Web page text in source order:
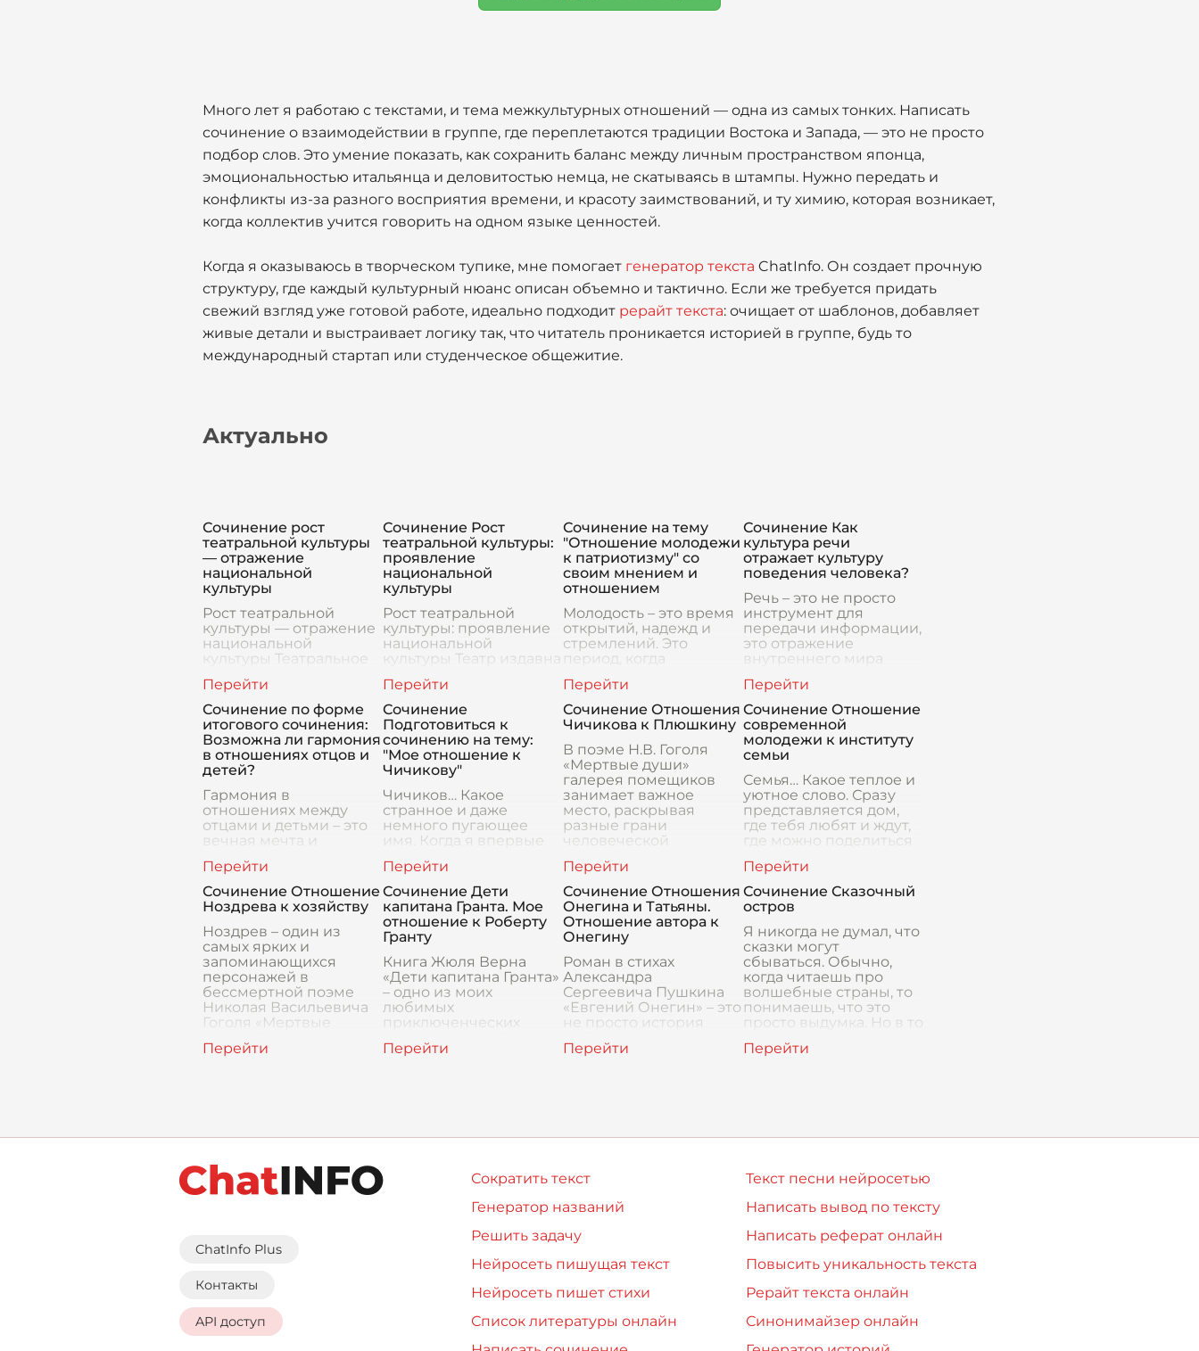
Много лет я работаю с текстами, и тема межкультурных отношений — одна из самых тонких. Написать
сочинение о взаимодействии в группе, где переплетаются традиции Востока и Запада, — это не просто
подбор слов. Это умение показать, как сохранить баланс между личным пространством японца,
эмоциональностью итальянца и деловитостью немца, не скатываясь в штампы. Нужно передать и
конфликты из-за разного восприятия времени, и красоту заимствований, и ту химию, которая возникает,
когда коллектив учится говорить на одном языке ценностей.
Когда я оказываюсь в творческом тупике, мне помогает генератор текста ChatInfo. Он создает прочную
структуру, где каждый культурный нюанс описан объемно и тактично. Если же требуется придать
свежий взгляд уже готовой работе, идеально подходит рерайт текста: очищает от шаблонов, добавляет
живые детали и выстраивает логику так, что читатель проникается историей в группе, будь то
международный стартап или студенческое общежитие.
Актуально
Сочинение рост
театральной культуры
— отражение
национальной
культуры
Рост театральной
культуры — отражение
национальной
культуры Театральное
древнейших и самых
выразительных видов
искусства, всегда
играло значительную
роль в
Сочинение Рост
театральной культуры:
проявление
национальной
культуры
Рост театральной
культуры: проявление
национальной
культуры Театр издавна
в культурной жизни
человечества, являясь
не только источником
развлечения, но и знач
Сочинение на тему
"Отношение молодежи
к патриотизму" со
своим мнением и
отношением
Молодость – это время
открытий, надежд и
стремлений. Это
период, когда
мировоззрение,
определяются
жизненные ценности и
выстраиваются планы
на будущее. И, конечно,
это
Сочинение Как
культура речи
отражает культуру
поведения человека?
Речь – это не просто
инструмент для
передачи информации,
это отражение
внутреннего мира
чувств, убеждений и,
конечно же, культуры.
Как зеркало отражает
внешни
Сочинение по форме
итогового сочинения:
Возможна ли гармония
в отношениях отцов и
детей?
Гармония в
отношениях между
отцами и детьми – это
вечная мечта и
сложная задача. Разные
поколения,
воспитанные в разных
эпохах, с разными
ценностями и
взглядами, часто
Сочинение
Подготовиться к
сочинению на тему:
"Мое отношение к
Чичикову"
Чичиков… Какое
странное и даже
немного пугающее
имя. Когда я впервые
души», он показался
мне просто смешным,
таким неуклюжим и
жадным. Но чем
больше я думаю о нем
Сочинение Отношения
Чичикова к Плюшкину
В поэме Н.В. Гоголя
«Мертвые души»
галерея помещиков
занимает важное
место, раскрывая
разные грани
человеческой
персонажей особенно
выделяется Плюшкин,
своей
Сочинение Отношение
современной
молодежи к институту
семьи
Семья… Какое теплое и
уютное слово. Сразу
представляется дом,
где тебя любят и ждут,
где можно поделиться
тебя всегда поймут и
поддержат. Семья – это
как мале
Сочинение Отношение
Ноздрева к хозяйству
Ноздрев – один из
самых ярких и
запоминающихся
персонажей в
бессмертной поэме
Николая Васильевича
Гоголя «Мертвые
сосед Чичикова, и,
Сочинение Дети
капитана Гранта. Мое
отношение к Роберту
Гранту
Книга Жюля Верна
«Дети капитана Гранта»
– одно из моих
любимых
приключенческих
рассказывается о
Сочинение Отношения
Онегина и Татьяны.
Отношение автора к
Онегину
Роман в стихах
Александра
Сергеевича Пушкина
«Евгений Онегин» – это
не просто история
энциклопедия русской
Сочинение Сказочный
остров
Я никогда не думал, что
сказки могут
сбываться. Обычно,
когда читаешь про
волшебные страны, то
понимаешь, что это
просто выдумка. Но в то
чудеса рядом, просто
ChatInfo Plus
Контакты
API доступ
Сократить текст
Генератор названий
Решить задачу
Нейросеть пишущая текст
Нейросеть пишет стихи
Список литературы онлайн
Текст песни нейросетью
Написать вывод по тексту
Написать реферат онлайн
Повысить уникальность текста
Рерайт текста онлайн
Синонимайзер онлайн